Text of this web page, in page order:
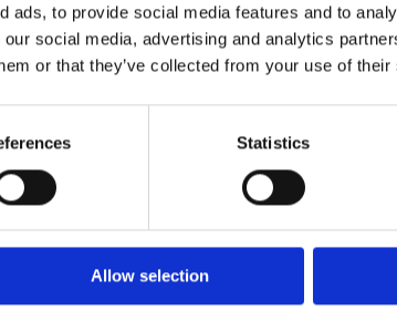
ads, to provide social media features and to
social media, advertising and analytics
or that they’ve collected from your use of
Statistics
Allow selection
platformen en data over
agentic AI om effectief te werken. Deze
die AI nodig heeft om
oplossing voor afzonderlijke taken
een reactieve cyclus houdt. Agentic AI
end te orkestreren. In finance betekent